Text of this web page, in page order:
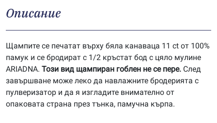
Описание
Щампите се печатат върху бяла канаваца 11 ct от 100%
памук и се бродират с 1/2 кръстат бод с цяло мулине
ARIADNA. Този вид щампиран гоблен не се пере. След
завършване може леко да навлажните бродерията с
пулверизатор и да я изгладите внимателно от
опаковата страна през тънка, памучна кърпа.